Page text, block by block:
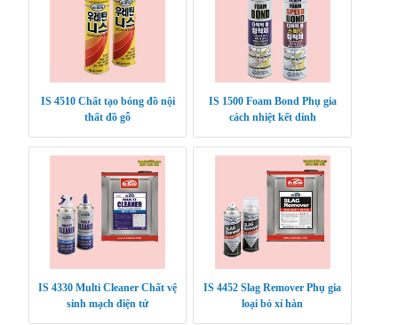
IS 4510 Chất tạo bóng đồ nội
thất đồ gỗ
IS 1500 Foam Bond Phụ gia
cách nhiệt kết dính
IS 4330 Multi Cleaner Chất vệ
sinh mạch điện tử
IS 4452 Slag Remover Phụ gia
loại bỏ xỉ hàn